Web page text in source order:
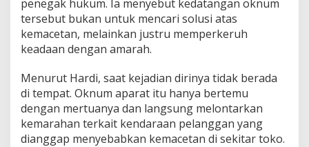
t
i
N
g
k
u
D
i
t
e
penegak hukum. Ia menyebut kedatangan oknum
tersebut bukan untuk mencari solusi atas
kemacetan, melainkan justru memperkeruh
keadaan dengan amarah.
Menurut Hardi, saat kejadian dirinya tidak berada
di tempat. Oknum aparat itu hanya bertemu
dengan mertuanya dan langsung melontarkan
kemarahan terkait kendaraan pelanggan yang
dianggap menyebabkan kemacetan di sekitar toko.